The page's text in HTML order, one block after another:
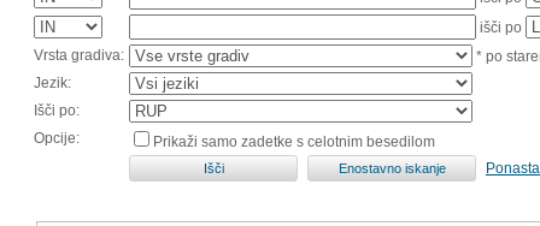
išči po
Vrsta gradiva:
* po
Jezik:
Išči po:
Opcije:
Prikaži samo zadetke s celotnim besedilom